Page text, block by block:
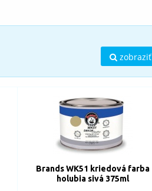
zobraziť
Brands WK51 kriedová farba
holubia sivá 375ml